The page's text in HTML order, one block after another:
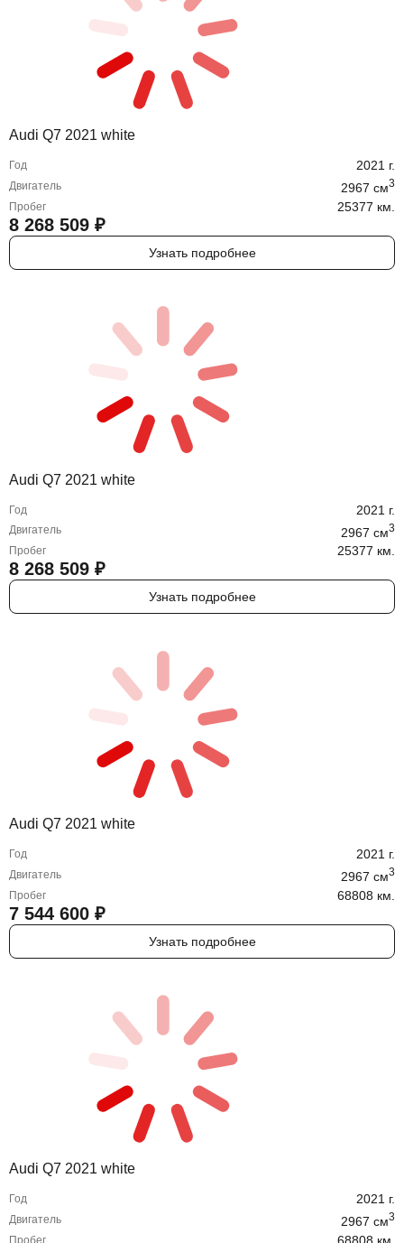
Audi Q7 2021 white
Год 2021 г.
Двигатель 2967 cм3
Пробег 25377 км.
8 268 509 ₽
Узнать подробнее
Audi Q7 2021 white
Год 2021 г.
Двигатель 2967 cм3
Пробег 25377 км.
8 268 509 ₽
Узнать подробнее
Audi Q7 2021 white
Год 2021 г.
Двигатель 2967 cм3
Пробег 68808 км.
7 544 600 ₽
Узнать подробнее
Audi Q7 2021 white
Год 2021 г.
Двигатель 2967 cм3
Пробег 68808 км.